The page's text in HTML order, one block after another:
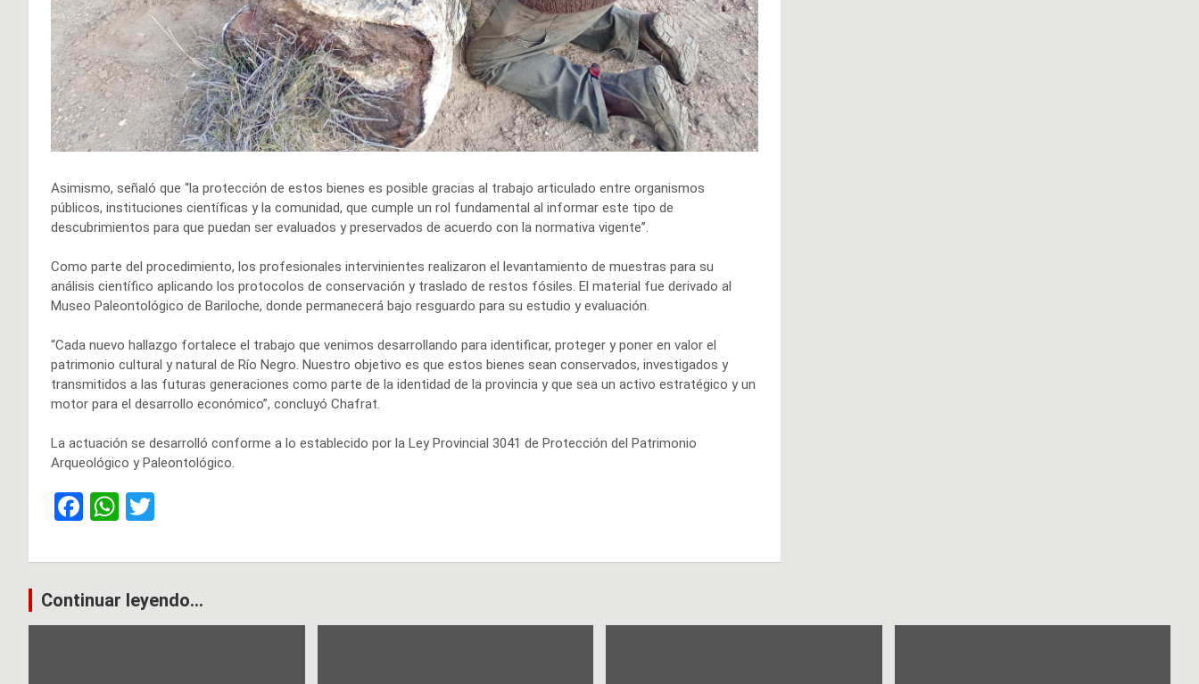
Asimismo, señaló que “la protección de estos bienes es posible gracias al trabajo articulado entre organismos
públicos, instituciones científicas y la comunidad, que cumple un rol fundamental al informar este tipo de
descubrimientos para que puedan ser evaluados y preservados de acuerdo con la normativa vigente”.
Como parte del procedimiento, los profesionales intervinientes realizaron el levantamiento de muestras para su
análisis científico aplicando los protocolos de conservación y traslado de restos fósiles. El material fue derivado al
Museo Paleontológico de Bariloche, donde permanecerá bajo resguardo para su estudio y evaluación.
“Cada nuevo hallazgo fortalece el trabajo que venimos desarrollando para identificar, proteger y poner en valor el
patrimonio cultural y natural de Río Negro. Nuestro objetivo es que estos bienes sean conservados, investigados y
transmitidos a las futuras generaciones como parte de la identidad de la provincia y que sea un activo estratégico y un
motor para el desarrollo económico”, concluyó Chafrat.
La actuación se desarrolló conforme a lo establecido por la Ley Provincial 3041 de Protección del Patrimonio
Arqueológico y Paleontológico.
F
ce
b
o
W
at
s
A
tt
er
Navegación
Continuar leyendo...